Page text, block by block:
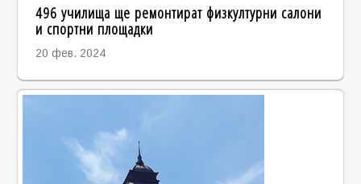
496 училища ще ремонтират физкултурни салони
и спортни площадки
20 фев. 2024